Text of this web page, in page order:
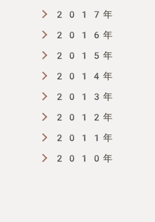
2017年
2016年
2015年
2014年
2013年
2012年
2011年
2010年